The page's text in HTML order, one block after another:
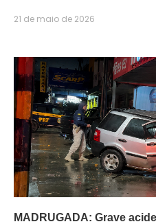
21 de maio de 2026
MADRUGADA: Grave